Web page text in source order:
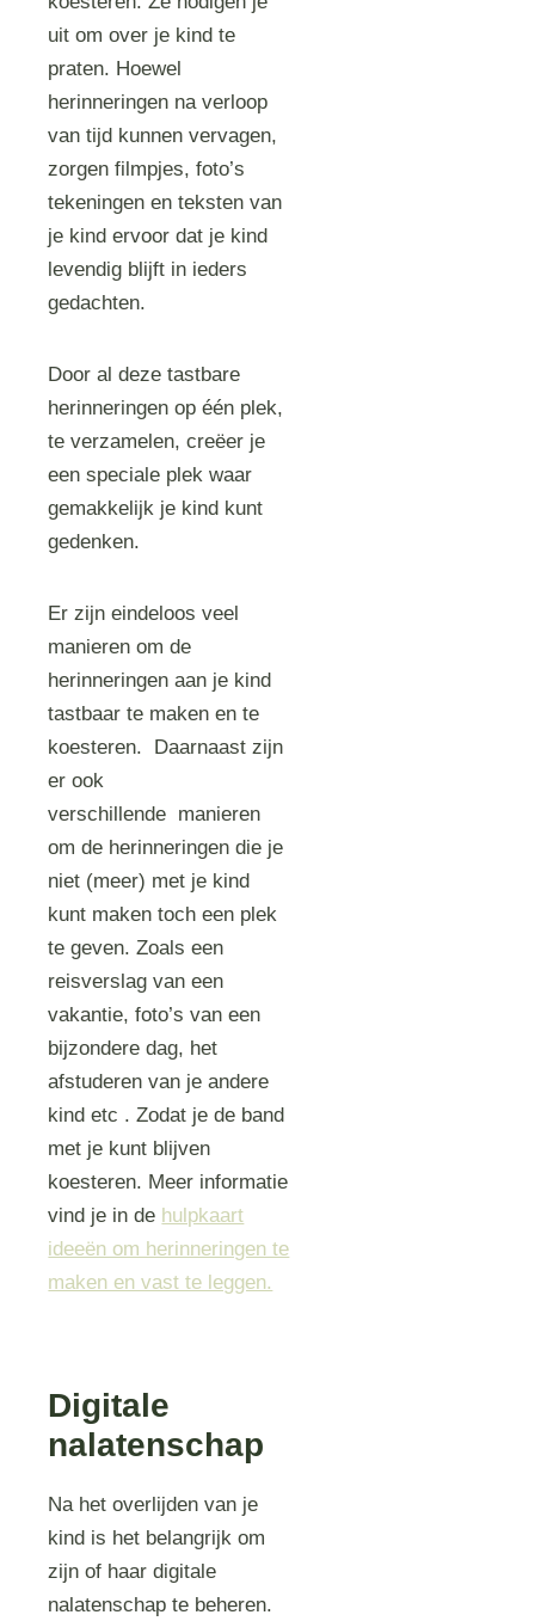
uit om over je kind te
praten. Hoewel
herinneringen na verloop
van tijd kunnen vervagen,
zorgen filmpjes, foto’s
tekeningen en teksten van
je kind ervoor dat je kind
levendig blijft in ieders
gedachten.
Door al deze tastbare
herinneringen op één plek,
te verzamelen, creëer je
een speciale plek waar
gemakkelijk je kind kunt
gedenken.
Er zijn eindeloos veel
manieren om de
herinneringen aan je kind
tastbaar te maken en te
koesteren. Daarnaast zijn
er ook
verschillende manieren
om de herinneringen die je
niet (meer) met je kind
kunt maken toch een plek
te geven. Zoals een
reisverslag van een
vakantie, foto’s van een
bijzondere dag, het
afstuderen van je andere
kind etc . Zodat je de band
met je kunt blijven
koesteren. Meer informatie
vind je in de hulpkaart
ideeën om herinneringen te
maken en vast te leggen.
Digitale
nalatenschap
Na het overlijden van je
kind is het belangrijk om
zijn of haar digitale
nalatenschap te beheren.